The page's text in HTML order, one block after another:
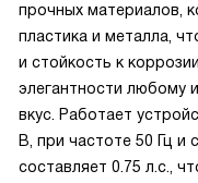
прочных материалов,
пластика и металла,
и стойкость к
элегантности любому
вкус. Работает
В, при частоте 50 Гц и
составляет 0.75 л.с.,